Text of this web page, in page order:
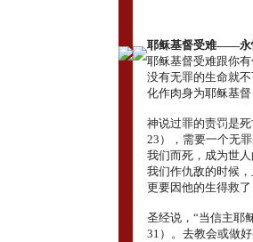
耶稣基督受难――永
耶稣基督受难跟你
没有无罪的生命就
化作肉身为耶稣基
神说过罪的责罚是
23），需要一个无
我们而死，成为世
我们作仇敌的时候
更要因他的生得救了
圣经说，“当信主耶
31）。去教会或做